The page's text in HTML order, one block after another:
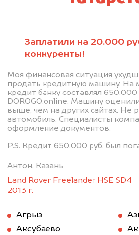
Заплатили на 20.000
конкуренты!
Моя финансовая ситуация
продать кредитную машину. На
кредит банку составлял
DOROGO.online. Машину
выше, чем на других сайтах. Не
автомобиль. Специалисты
оформление документов.
P.S. Кредит 650.000 руб. был
Антон, Казань
Land Rover Freelander HSE SD4
2013 г.
Агрыз
Аксубаево